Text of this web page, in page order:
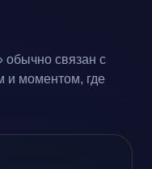
связан с
и моментом, где